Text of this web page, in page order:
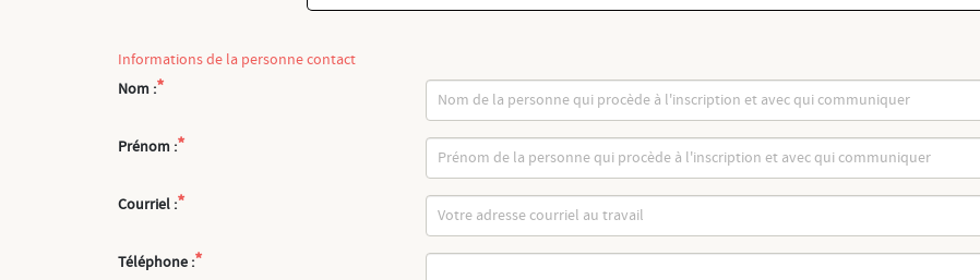
Informations de la personne contact
Nom :*
Prénom :*
Courriel :*
Téléphone :*